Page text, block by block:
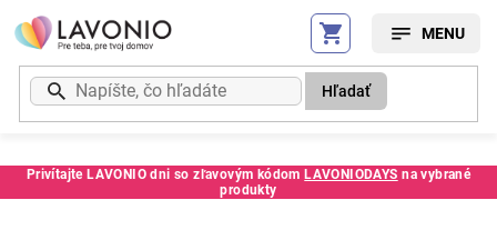
Prejsť
na
obsah
Privítajte LAVONIO dni so zľavovým kódom LAVONIODAYS na vybrané
produkty
Hľadať
CE5900627090505